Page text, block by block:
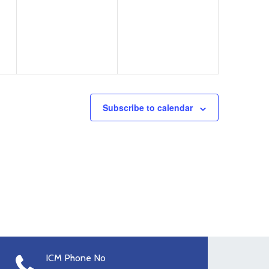
Subscribe to calendar
ICM Phone No